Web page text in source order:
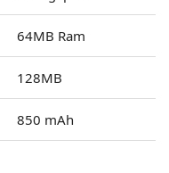
64MB Ram
128MB
850 mAh